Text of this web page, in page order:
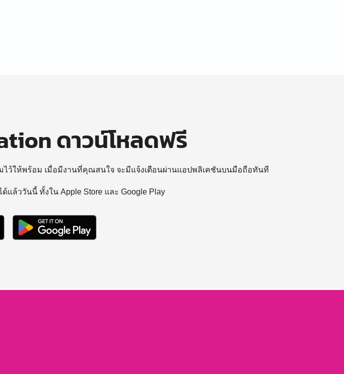
ดาวน์โหลดฟรี
ไว้ให้พร้อม เมื่อมีงานที่คุณสนใจ จะมีแจ้งเตือนผ่านแอปพลิเคชันบนมือถือทันที
แล้ววันนี้ ทั้งใน Apple Store และ Google Play